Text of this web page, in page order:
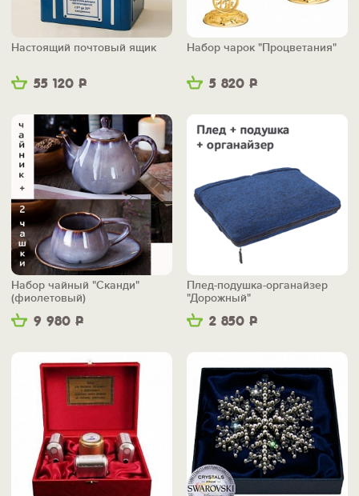
55 120 Р
Настоящий почтовый ящик
5 820 Р
Набор чарок "Процветания"
9 980 Р
Набор чайный "Сканди"
(фиолетовый)
2 850 Р
Плед-подушка-органайзер
"Дорожный"